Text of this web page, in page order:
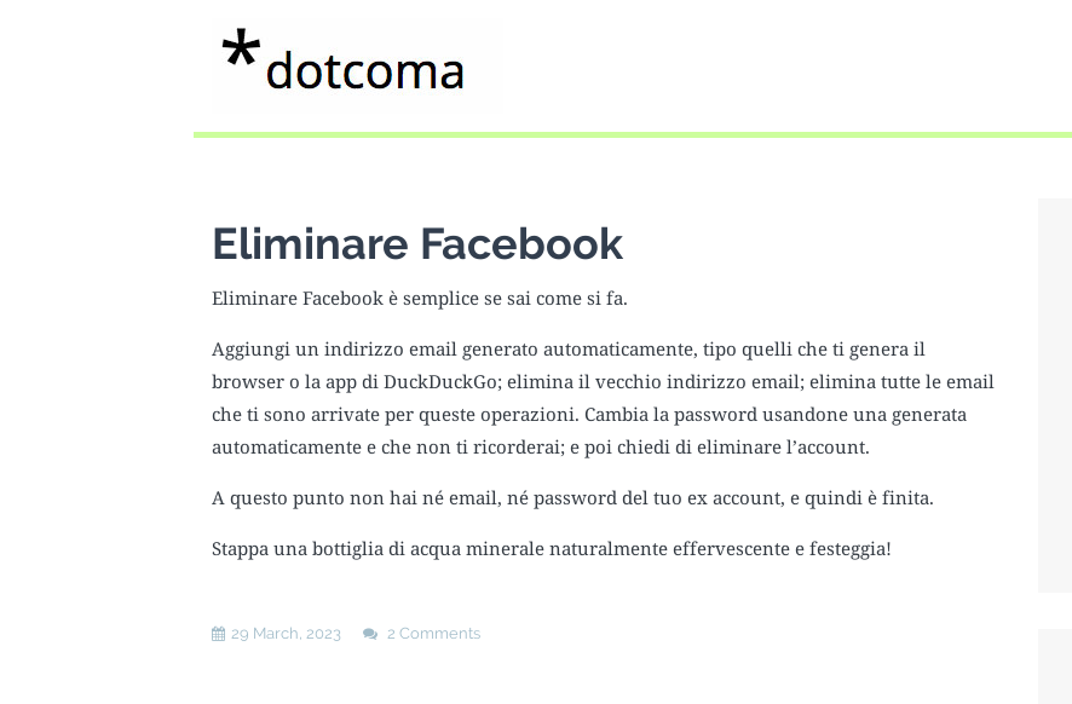
Eliminare Facebook
Eliminare Facebook è semplice se sai come si fa.
Aggiungi un indirizzo email generato automaticamente, tipo quelli che ti genera il
browser o la app di DuckDuckGo; elimina il vecchio indirizzo email; elimina tutte le email
che ti sono arrivate per queste operazioni. Cambia la password usandone una generata
automaticamente e che non ti ricorderai; e poi chiedi di eliminare l’account.
A questo punto non hai né email, né password del tuo ex account, e quindi è finita.
Stappa una bottiglia di acqua minerale naturalmente effervescente e festeggia!
29 March, 2023 2 Comments